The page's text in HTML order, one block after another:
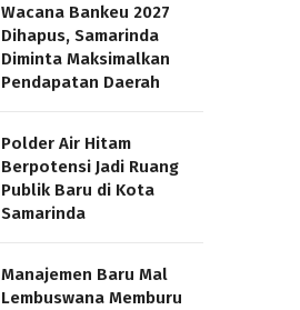
Wacana Bankeu 2027
Dihapus, Samarinda
Diminta Maksimalkan
Pendapatan Daerah
Polder Air Hitam
Berpotensi Jadi Ruang
Publik Baru di Kota
Samarinda
Manajemen Baru Mal
Lembuswana Memburu